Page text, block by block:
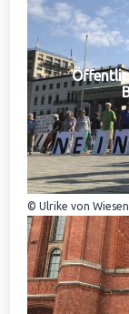
© Ulrike von